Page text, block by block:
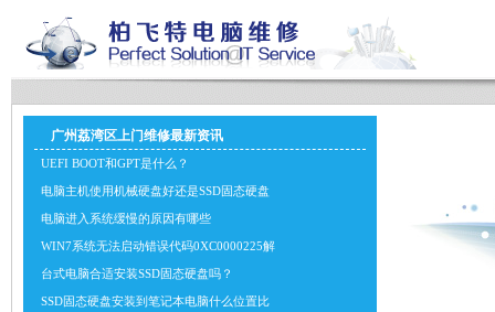
广州荔湾区上门维修最新资讯
UEFI BOOT和GPT是什么？
电脑主机使用机械硬盘好还是SSD固态硬盘
电脑进入系统缓慢的原因有哪些
WIN7系统无法启动错误代码0XC0000225解
台式电脑合适安装SSD固态硬盘吗？
SSD固态硬盘安装到笔记本电脑什么位置比